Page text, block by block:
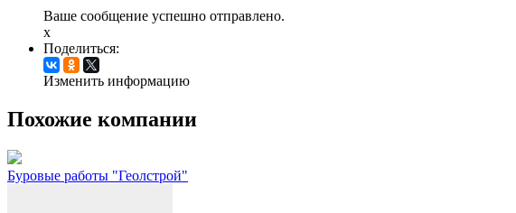
Ваше сообщение успешно отправлено.
x
Поделиться:
Изменить информацию
Похожие компании
Буровые работы "Геолстрой"